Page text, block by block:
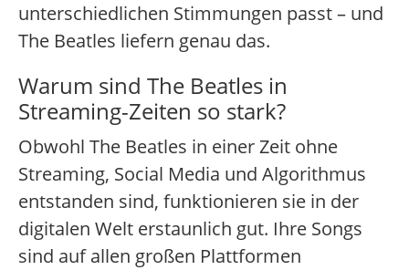
unterschiedlichen Stimmungen passt – und
The Beatles liefern genau das.
Warum sind The Beatles in
Streaming-Zeiten so stark?
Obwohl The Beatles in einer Zeit ohne
Streaming, Social Media und Algorithmus
entstanden sind, funktionieren sie in der
digitalen Welt erstaunlich gut. Ihre Songs
sind auf allen großen Plattformen